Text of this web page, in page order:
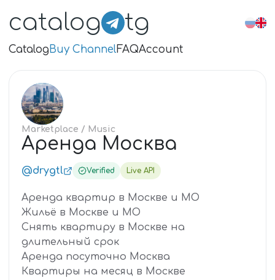
catalog tg
CatalogBuy ChannelFAQAccount
АР
Marketplace / Music
Аренда Москва
@drygtl Verified Live API
Аренда квартир в Москве и МО
Жильё в Москве и МО
Снять квартиру в Москве на
длительный срок
Аренда посуточно Москва
Квартиры на месяц в Москве